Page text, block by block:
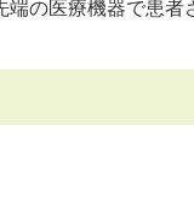
端の医療機器で患者